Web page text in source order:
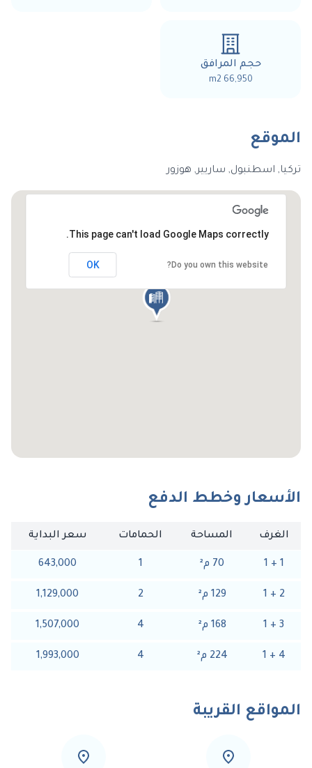
حجم المرافق
66,950 m2
الموقع
تركيا, اسطنبول, ساريير, هوزور
This page can't load Google Maps correctly.
Do you own this website?
OK
الأسعار وخطط الدفع
الغرف المساحة الحمامات سعر البداية
1
+
1
70 م²
1
643,000
2
+
1
129 م²
2
1,129,000
3
+
1
168 م²
4
1,507,000
4
+
1
224 م²
4
1,993,000
المواقع القريبة